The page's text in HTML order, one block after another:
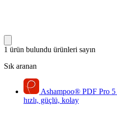
1 ürün bulundu ürünleri sayın
Sık aranan
Ashampoo® PDF Pro 5
hızlı, güçlü, kolay